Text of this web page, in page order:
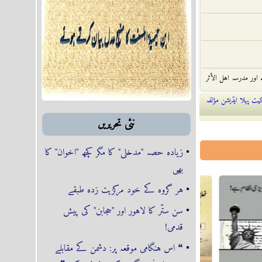
نئى تحريريں
زیادہ حصہ "مدخلی" کا مگر کچھ "اخوان" کا
بھی
ہر گروہ کے خود مرکزیت زدہ طبقے
سن ستّر کا لاہور اور "حجابن" کی پیش
قدمی!
❝ اس ہنگامی موقعہ پر: دشمن کے مقابلے
مدرسہ اہل الأثر
و ملوکیت
کرواتے، دانش کے
پہلا ایڈیشن مؤلفہ